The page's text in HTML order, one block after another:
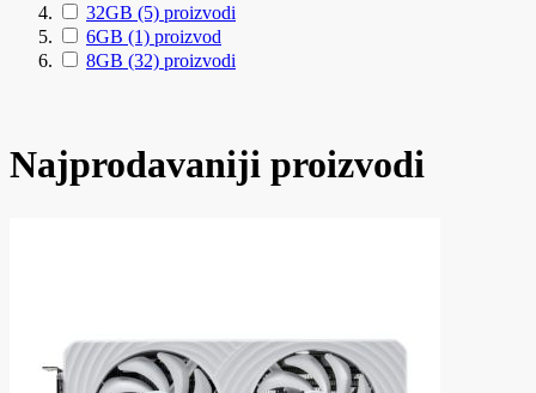
32GB (5) proizvodi
6GB (1) proizvod
8GB (32) proizvodi
Najprodavaniji proizvodi